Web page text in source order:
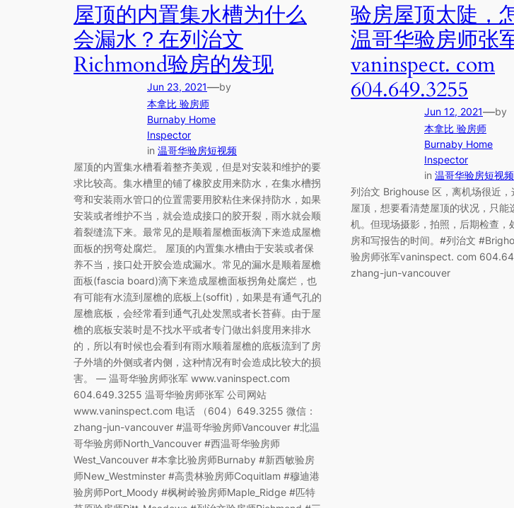
屋顶的内置集水槽为什么
会漏水？在列治文
Richmond验房的发现
Jun 23, 2021—by
本拿比 验房师
Burnaby Home
Inspector
in 温哥华验房短视频
屋顶的内置集水槽看着整齐美观，但是对安装和维护的要
求比较高。集水槽里的铺了橡胶皮用来防水，在集水槽拐
弯和安装雨水管口的位置需要用胶粘住来保持防水，如果
安装或者维护不当，就会造成接口的胶开裂，雨水就会顺
着裂缝流下来。最常见的是顺着屋檐面板滴下来造成屋檐
面板的拐弯处腐烂。 屋顶的内置集水槽由于安装或者保
养不当，接口处开胶会造成漏水。常见的漏水是顺着屋檐
面板(fascia board)滴下来造成屋檐面板拐角处腐烂，也
有可能有水流到屋檐的底板上(soffit)，如果是有通气孔的
屋檐底板，会经常看到通气孔处发黑或者长苔藓。由于屋
檐的底板安装时是不找水平或者专门做出斜度用来排水
的，所以有时候也会看到有雨水顺着屋檐的底板流到了房
子外墙的外侧或者内侧，这种情况有时会造成比较大的损
害。 — 温哥华验房师张军 www.vaninspect.com
604.649.3255 温哥华验房师张军 公司网站
www.vaninspect.com 电话 （604）649.3255 微信：
zhang-jun-vancouver #温哥华验房师Vancouver #北温
哥华验房师North_Vancouver #西温哥华验房师
West_Vancouver #本拿比验房师Burnaby #新西敏验房
师New_Westminster #高贵林验房师Coquitlam #穆迪港
验房师Port_Moody #枫树岭验房师Maple_Ridge #匹特
验房屋顶太陡，
温哥华验房师张
vaninspect. com
604.649.3255
Jun 12, 2021—by
本拿比 验房师
Burnaby Home
Inspector
in 温哥华验房短视频
列治文 Brighouse 区，离机场很近，
屋顶，想要看清楚屋顶的状况，只能
机。但现场摄影，拍照，后期检查，
房和写报告的时间。#列治文
验房师张军vaninspect. com
zhang-jun-vancouver